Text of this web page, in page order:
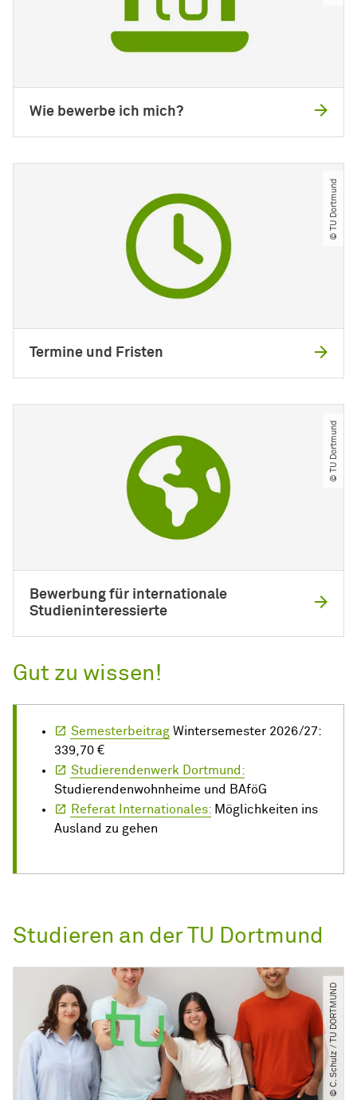
Wie bewerbe ich mich?
© TU Dortmund
Termine und Fristen
© TU Dortmund
Bewerbung für internationale
Studieninteressierte
Gut zu wissen!
Semesterbeitrag Wintersemester 2026/27:
339,70 €
Studierendenwerk Dortmund:
Studierendenwohnheime und BAföG
Referat Internationales: Möglichkeiten ins
Ausland zu gehen
Studieren an der TU Dortmund
© C. Schulz ​/​ TU DORTMUND